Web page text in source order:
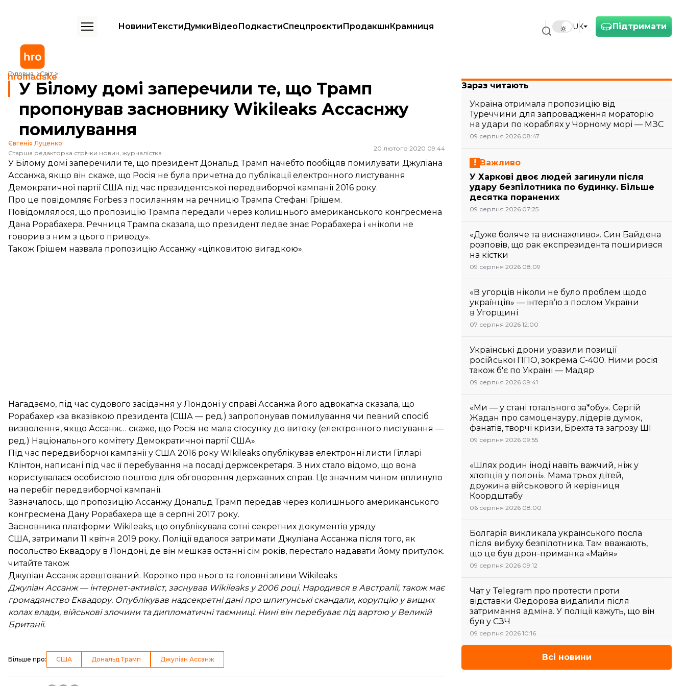
Підтримати
UK
НовиниТекстиДумкиВідеоПодкастиСпецпроєктиПродакшнКрамниця
Головна Світ
У Білому домі заперечили те, що Трамп пропонував засновнику Wikileaks Ассаснжу помилування
У Білому домі заперечили те, що Трамп
пропонував засновнику Wikileaks Ассаснжу
помилування
Євгенія Луценко
Старша редакторка стрічки новин, журналістка
20 лютого 2020 09:44
У Білому домі заперечили те, що президент Дональд Трамп начебто пообіцяв помилувати Джуліана
Ассанжа, якщо він скаже, що Росія не була причетна до публікації електронного листування
Демократичної партії США під час президентської передвиборчої кампанії 2016 року.
Про це повідомляє Forbes з посиланням на речницю Трампа Стефані Грішем.
Повідомлялося, що пропозицію Трампа передали через колишнього американського конгресмена
Дана Рорабахера. Речниця Трампа сказала, що президент ледве знає Рорабахера і «ніколи не
говорив з ним з цього приводу».
Також Грішем назвала пропозицію Ассанжу «цілковитою вигадкою».
Нагадаємо, під час судового засідання у Лондоні у справі Ассанжа його адвокатка сказала, що
Рорабахер «за вказівкою президента (США — ред.) запропонував помилування чи певний спосіб
визволення, якщо Ассанж… скаже, що Росія не мала стосунку до витоку (електронного листування —
ред.) Національного комітету Демократичної партії США».
Під час передвиборчої кампанії у США 2016 року WIkileaks опублікував електронні листи Гілларі
Клінтон, написані під час її перебування на посаді держсекретаря. З них стало відомо, що вона
користувалася особистою поштою для обговорення державних справ. Це значним чином вплинуло
на перебіг передвиборчої кампанії.
Зазначалось, що пропозицію Ассанжу Дональд Трамп передав через колишнього американського
конгресмена Дану Рорабахера ще в серпні 2017 року.
Засновника платформи Wikileaks, що опублікувала сотні секретних документів уряду
США, затримали 11 квітня 2019 року. Поліції вдалося затримати Джуліана Ассанжа після того, як
посольство Еквадору в Лондоні, де він мешкав останні сім років, перестало надавати йому притулок.
читайте також
Джуліан Ассанж арештований. Коротко про нього та головні зливи Wikileaks
Джуліан Ассанж — інтернет-активіст, заснував Wikileaks у 2006 році. Народився в Австралії, також має
громадянство Еквадору. Опублікував надсекретні дані про шпигунські скандали, корупцію у вищих
колах влади, військові злочини та дипломатичні таємниці. Нині він перебуває під вартою у Великій
Британії.
Більше про: США Дональд Трамп Джуліан Ассанж
Зараз читають
Україна отримала пропозицію від
Туреччини для запровадження мораторію
на удари по кораблях у Чорному морі — МЗС
09 серпня 2026 08:47
Важливо
У Харкові двоє людей загинули після
удару безпілотника по будинку. Більше
десятка поранених
09 серпня 2026 07:25
«Дуже боляче та виснажливо». Син Байдена
розповів, що рак експрезидента поширився
на кістки
09 серпня 2026 08:09
«В угорців ніколи не було проблем щодо
українців» — інтерв’ю з послом України
в Угорщині
07 серпня 2026 12:00
Українські дрони уразили позиції
російської ППО, зокрема С-400. Ними росія
також б'є по Україні — Мадяр
09 серпня 2026 09:41
«Ми — у стані тотального за*обу». Сергій
Жадан про самоцензуру, лідерів думок,
фанатів, творчі кризи, Брехта та загрозу ШІ
09 серпня 2026 09:55
«Шлях родин іноді навіть важчий, ніж у
хлопців у полоні». Мама трьох дітей,
дружина військового й керівниця
Коордштабу
06 серпня 2026 08:00
Болгарія викликала українського посла
після вибуху безпілотника. Там вважають,
що це був дрон-приманка «Майя»
09 серпня 2026 09:12
Чат у Telegram про протести проти
відставки Федорова видалили після
затримання адміна. У поліції кажуть, що він
був у СЗЧ
09 серпня 2026 10:16
Всі новини